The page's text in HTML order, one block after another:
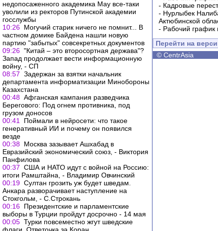
недопосаженного академика Мау все-таки
уволили из ректоров Путинской академии
госслужбы
10:26 Могучий старик ничего не помнит... В
частном домике Байдена нашли новую
партию "забытых" совсекретных документов
09:26 "Китай – это второсортная держава"?
Запад продолжает вести информационную
войну, - СП
08:57 Задержан за взятки начальник
департамента информатизации Минобороны
Казахстана
00:48 Афганская кампания разведчика
Берегового: Под огнем противника, под
грузом доносов
00:41
Поймали в нейросети: что такое
генеративный ИИ и почему он появился
везде
00:38 Москва зазывает Ашхабад в
Евразийский экономический союз, - Виктория
Панфилова
00:37 США и НАТО идут с войной на Россию:
итоги Рамштайна, - Владимир Овчинский
00:19 Султан грозить уж будет шведам.
Анкара разворачивает наступление на
Стокгольм, - С.Строкань
00:16 Президентские и парламентские
выборы в Турции пройдут досрочно - 14 мая
00:05 Турки повсеместно жгут шведские
- Кадровые
- Нурлыбек
Актюбинской
- Рабочий график
Перейти на
© CentrAsia